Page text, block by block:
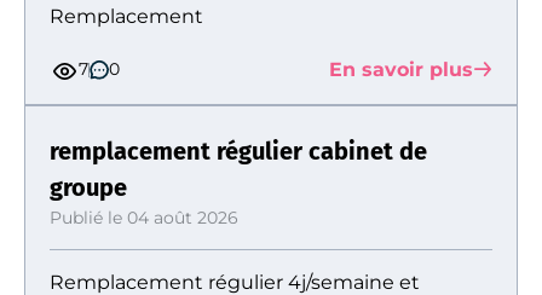
Remplacement
7 0 En savoir plus
remplacement régulier cabinet de
groupe
Publié le 04 août 2026
Remplacement régulier 4j/semaine et